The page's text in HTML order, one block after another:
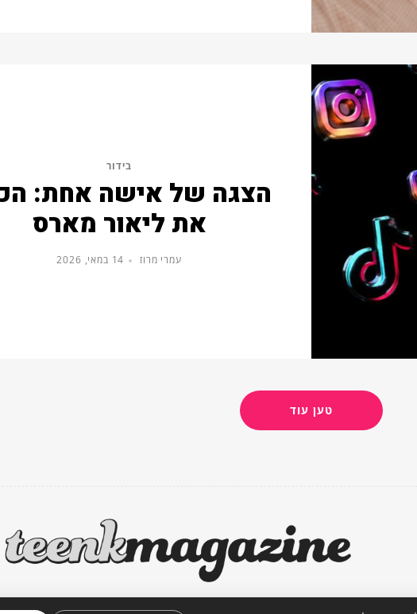
בידור
הצגה של אישה אחת:
את ליאור מארס
עמרי מרוז 14 במאי, 2026
טען עוד